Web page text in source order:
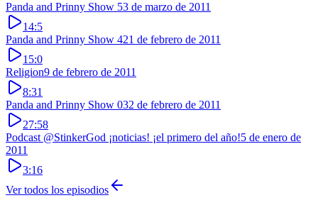
Panda and Prinny Show 53 de marzo de 2011
14:5
Panda and Prinny Show 421 de febrero de 2011
15:0
Religion9 de febrero de 2011
8:31
Panda and Prinny Show 032 de febrero de 2011
27:58
Podcast @StinkerGod ¡noticias! ¡el primero del año!5 de enero de
2011
3:16
Ver todos los episodios